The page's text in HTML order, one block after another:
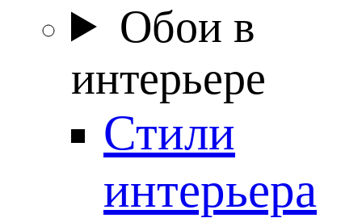
Обои в
интерьере
Стили
интерьера